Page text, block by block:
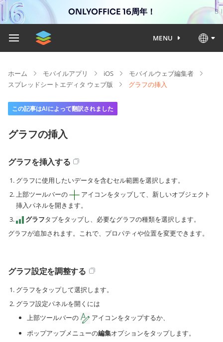
ONLYOFFICE 16周年！
MENU
ホーム モバイルアプリ iOS
モバイルウェブ編集者
スプレッドシートエディタ ウェブ版
グラフの挿入
この記事はAIによって翻訳されました
グラフの挿入
グラフを挿入する
グラフに使用したいデータを含むセル範囲を選択します。
上部ツールバーの
アイコンをタップして、新しいオブジェクト
挿入パネルを開きます。
グラフタブをタップし、必要なグラフの種類を選択します。
グラフが追加されます。これで、プロパティや位置を変更できます。
グラフ設定を調整する
グラフをタップして選択します。
グラフ設定パネルを開くには
上部ツールバーの
アイコンをタップするか、
ポップアップメニューの編集オプションをタップします。